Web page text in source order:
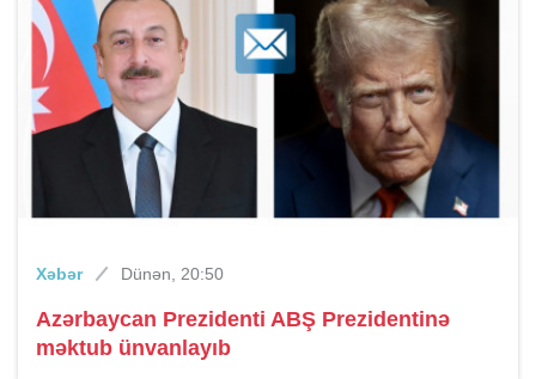
Xəbər Dünən, 20:50
Azərbaycan Prezidenti ABŞ Prezidentinə
məktub ünvanlayıb